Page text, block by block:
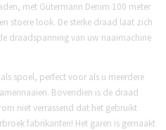
met Gütermann Denim 100 meter
stoere look. De sterke draad laat zich
draadspanning van uw naaimachine
spoel, perfect voor als u meerdere
Bovendien is de draad
niet verrassend dat het gebruikt
fabrikanten! Het garen is gemaakt